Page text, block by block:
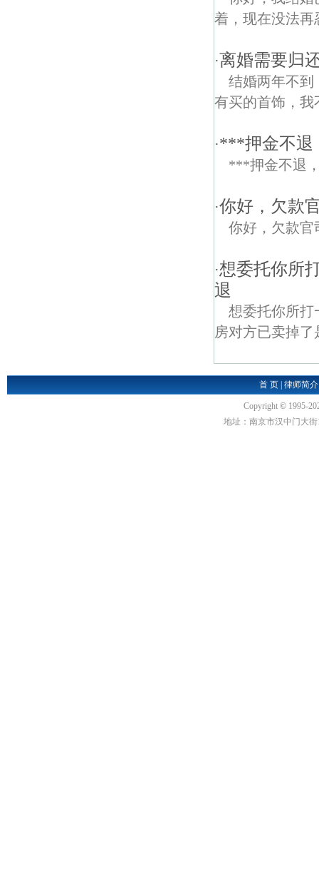
着，现在没法再
·离婚需要归
结婚两年不到
有买的首饰，我
·***押金不退
***押金不退
·你好，欠款
你好，欠款官
·想委托你所
退
想委托你所打
房对方已卖掉
首 页 |律师简介
Copyright © 1995-
地址：南京市汉中门大街